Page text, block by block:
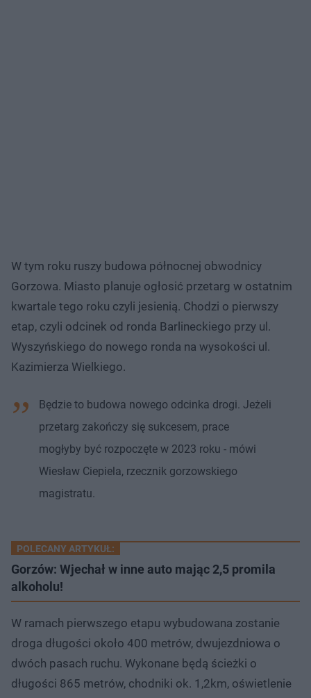
W tym roku ruszy budowa północnej obwodnicy
Gorzowa. Miasto planuje ogłosić przetarg w ostatnim
kwartale tego roku czyli jesienią​. Chodzi o pierwszy
etap, czyli odcinek od ronda Barlineckiego przy ul.
Wyszyńskiego do nowego ronda na wysokości ul.
Kazimierza Wielkiego.
Będzie to budowa nowego odcinka drogi. Jeżeli
przetarg zakończy się sukcesem, prace
mogłyby być rozpoczęte w 2023 roku - mówi
Wiesław Ciepiela, rzecznik gorzowskiego
magistratu.
POLECANY ARTYKUŁ:
Gorzów: Wjechał w inne auto mając 2,5 promila
alkoholu!
W ramach pierwszego etapu wybudowana zostanie
droga długości około 400 metrów, dwujezdniowa o
dwóch pasach ruchu. Wykonane będą ścieżki o
długości 865 metrów, chodniki ok. 1,2km, oświetlenie